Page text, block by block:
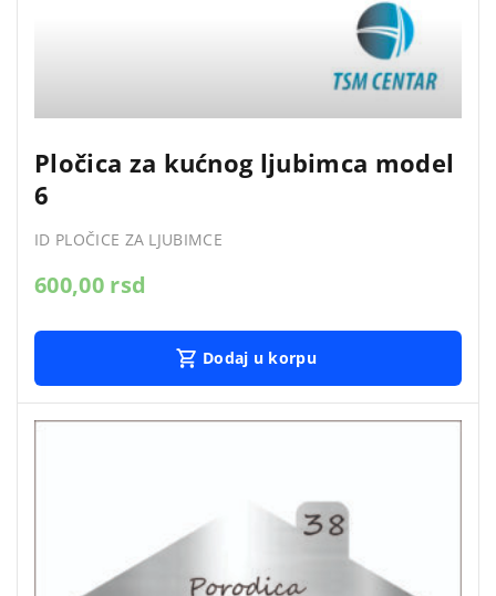
Pločica za kućnog ljubimca model
6
ID PLOČICE ZA LJUBIMCE
600,00 rsd
Dodaj u korpu